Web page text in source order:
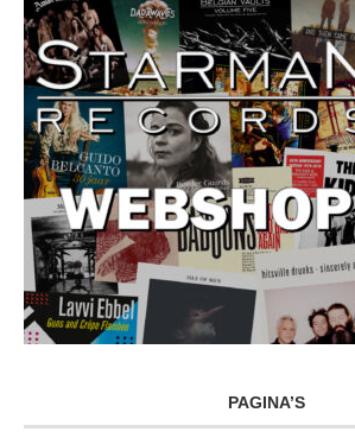
PAGINA’S